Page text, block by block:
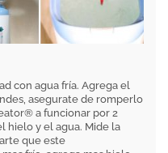
con agua fría. Agrega el
asegurate de romperlo
a funcionar por 2
hielo y el agua. Mide la
que este